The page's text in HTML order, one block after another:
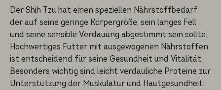
Der Shih Tzu hat einen speziellen Nährstoffbedarf,
der auf seine geringe Körpergröße, sein langes Fell
und seine sensible Verdauung abgestimmt sein sollte.
Hochwertiges Futter mit ausgewogenen Nährstoffen
ist entscheidend für seine Gesundheit und Vitalität.
Besonders wichtig sind leicht verdauliche Proteine zur
Unterstützung der Muskulatur und Hautgesundheit.